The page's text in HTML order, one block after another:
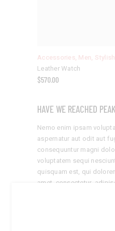
Accessories, Men, Stylish
Leather Watch
$570.00
HAVE WE REACHED
Nemo enim ipsam
aspernatur aut odit aut
consequuntur magni
voluptatem sequi
quisquam est, qui
amet, consectetur,